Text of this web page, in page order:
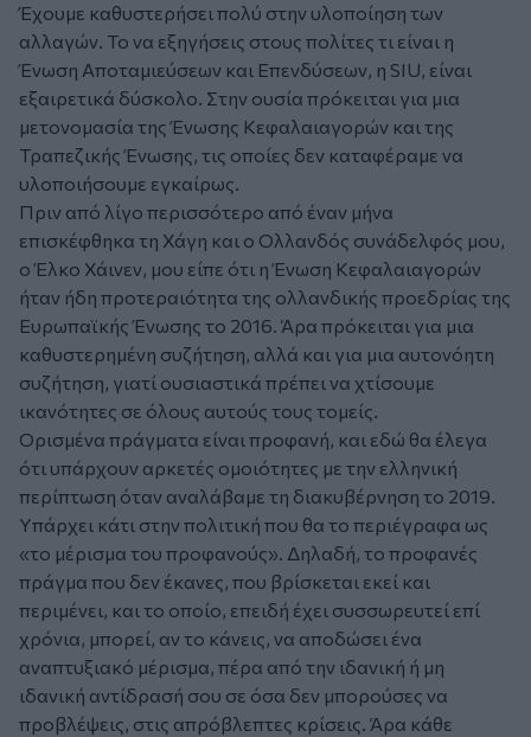
Έχουμε καθυστερήσει πολύ στην υλοποίηση των
αλλαγών. Το να εξηγήσεις στους πολίτες τι είναι η
Ένωση Αποταμιεύσεων και Επενδύσεων, η SIU, είναι
εξαιρετικά δύσκολο. Στην ουσία πρόκειται για μια
μετονομασία της Ένωσης Κεφαλαιαγορών και της
Τραπεζικής Ένωσης, τις οποίες δεν καταφέραμε να
υλοποιήσουμε εγκαίρως.
Πριν από λίγο περισσότερο από έναν μήνα
επισκέφθηκα τη Χάγη και ο Ολλανδός συνάδελφός μου,
ο Έλκο Χάινεν, μου είπε ότι η Ένωση Κεφαλαιαγορών
ήταν ήδη προτεραιότητα της ολλανδικής προεδρίας της
Ευρωπαϊκής Ένωσης το 2016. Άρα πρόκειται για μια
καθυστερημένη συζήτηση, αλλά και για μια αυτονόητη
συζήτηση, γιατί ουσιαστικά πρέπει να χτίσουμε
ικανότητες σε όλους αυτούς τους τομείς.
Ορισμένα πράγματα είναι προφανή, και εδώ θα έλεγα
ότι υπάρχουν αρκετές ομοιότητες με την ελληνική
περίπτωση όταν αναλάβαμε τη διακυβέρνηση το 2019.
Υπάρχει κάτι στην πολιτική που θα το περιέγραφα ως
«το μέρισμα του προφανούς». Δηλαδή, το προφανές
πράγμα που δεν έκανες, που βρίσκεται εκεί και
περιμένει, και το οποίο, επειδή έχει συσσωρευτεί επί
χρόνια, μπορεί, αν το κάνεις, να αποδώσει ένα
αναπτυξιακό μέρισμα, πέρα από την ιδανική ή μη
ιδανική αντίδρασή σου σε όσα δεν μπορούσες να
προβλέψεις, στις απρόβλεπτες κρίσεις. Άρα κάθε